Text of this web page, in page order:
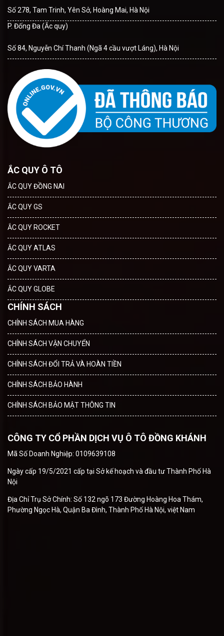
Số 278, Tam Trinh, Yên Sở, Hoàng Mai, Hà Nội
P. Đống Đa (Ắc quy)
Số 84, Nguyễn Chí Thanh (Ngã 4 cầu vượt Láng), Hà Nội
ẮC QUY Ô TÔ
ẮC QUY ĐỒNG NAI
ẮC QUY GS
ẮC QUY ROCKET
ẮC QUY ATLAS
ẮC QUY VARTA
ẮC QUY GLOBE
CHÍNH SÁCH
CHÍNH SÁCH MUA HÀNG
CHÍNH SÁCH VẬN CHUYỂN
CHÍNH SÁCH ĐỔI TRẢ VÀ HOÀN TIỀN
CHÍNH SÁCH BẢO HÀNH
CHÍNH SÁCH BẢO MẬT THÔNG TIN
CÔNG TY CỔ PHẦN DỊCH VỤ Ô TÔ ĐỒNG KHÁNH
Mã Số Doanh Nghiệp: 0109639108
Ngày cấp 19/5/2021 cấp tại Sở kế hoạch và đầu tư Thành Phố Hà
Nội
Địa Chỉ Trụ Sở Chính: Số 132 ngõ 173 Đường Hoàng Hoa Thám,
Phường Ngọc Hà, Quận Ba Đình, Thành Phố Hà Nội, việt Nam